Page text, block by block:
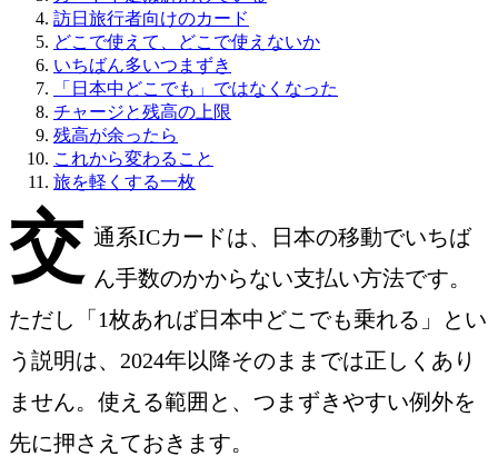
訪日旅行者向けのカード
どこで使えて、どこで使えないか
いちばん多いつまずき
「日本中どこでも」ではなくなった
チャージと残高の上限
残高が余ったら
これから変わること
旅を軽くする一枚
交 通系ICカードは、日本の移動でいちば
ん手数のかからない支払い方法です。
ただし「1枚あれば日本中どこでも乗れる」とい
う説明は、2024年以降そのままでは正しくあり
ません。使える範囲と、つまずきやすい例外を
先に押さえておきます。